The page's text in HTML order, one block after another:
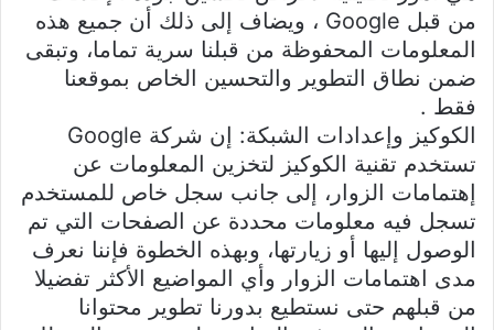
من قبل Google ، ويضاف إلى ذلك أن جميع هذه
المعلومات المحفوظة من قبلنا سرية تماما، وتبقى
ضمن نطاق التطوير والتحسين الخاص بموقعنا
فقط .
الكوكيز وإعدادات الشبكة: إن شركة Google
تستخدم تقنية الكوكيز لتخزين المعلومات عن
إهتمامات الزوار، إلى جانب سجل خاص للمستخدم
تسجل فيه معلومات محددة عن الصفحات التي تم
الوصول إليها أو زيارتها، وبهذه الخطوة فإننا نعرف
مدى اهتمامات الزوار وأي المواضيع الأكثر تفضيلا
من قبلهم حتى نستطيع بدورنا تطوير محتوانا